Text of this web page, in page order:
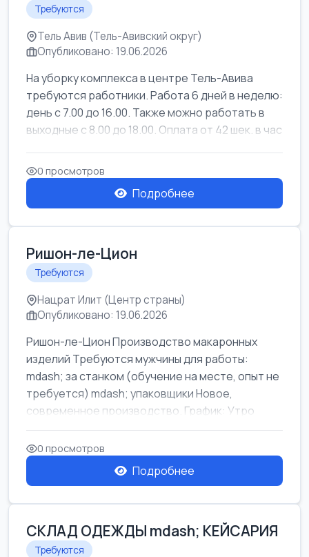
Требуются
Тель Авив (Тель-Авивский округ)
Опубликовано: 19.06.2026
На уборку комплекса в центре Тель-Авива
требуются работники. Работа 6 дней в неделю:
день с 7.00 до 16.00. Также можно работать в
выходные с 8.00 до 18.00. Оплата от 42 шек. в час
0 просмотров
Подробнее
Ришон-ле-Цион
Требуются
Нацрат Илит (Центр страны)
Опубликовано: 19.06.2026
Ришон-ле-Цион Производство макаронных
изделий Требуются мужчины для работы:
mdash; за станком (обучение на месте, опыт не
требуется) mdash; упаковщики Новое,
современное производство. График: Утро
mda...
0 просмотров
Подробнее
СКЛАД ОДЕЖДЫ mdash; КЕЙСАРИЯ
Требуются